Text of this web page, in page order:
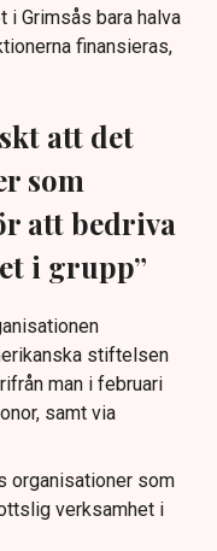
i Grimsås bara halva
finansieras,
att det
som
att bedriva
i grupp”
stiftelsen
man i februari
samt via
organisationer som
verksamhet i